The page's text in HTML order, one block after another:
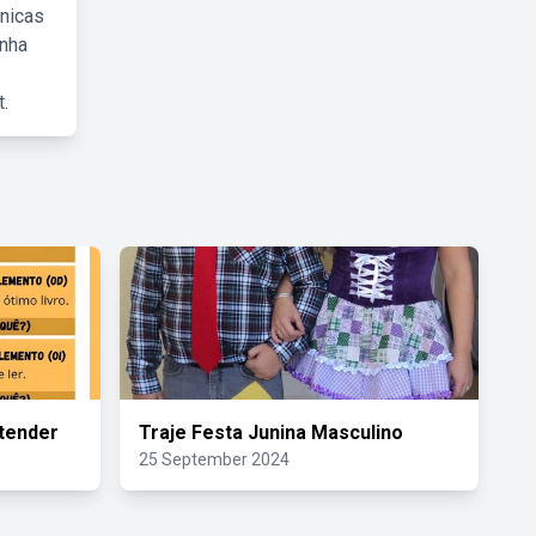
Traje Festa Junina Masculino
25 September 2024